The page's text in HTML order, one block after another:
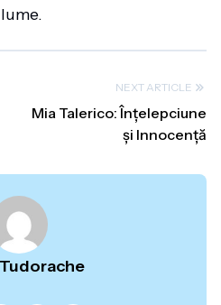
NEXT ARTICLE
Mia Talerico: Înțelepciune
și Innocență